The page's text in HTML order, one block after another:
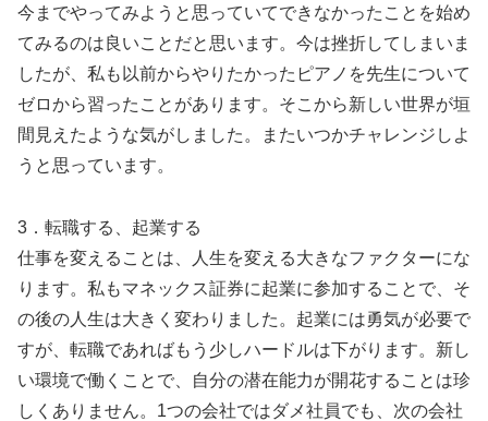
今までやってみようと思っていてできなかったことを始め
てみるのは良いことだと思います。今は挫折してしまいま
したが、私も以前からやりたかったピアノを先生について
ゼロから習ったことがあります。そこから新しい世界が垣
間見えたような気がしました。またいつかチャレンジしよ
うと思っています。
3．転職する、起業する
仕事を変えることは、人生を変える大きなファクターにな
ります。私もマネックス証券に起業に参加することで、そ
の後の人生は大きく変わりました。起業には勇気が必要で
すが、転職であればもう少しハードルは下がります。新し
い環境で働くことで、自分の潜在能力が開花することは珍
しくありません。1つの会社ではダメ社員でも、次の会社